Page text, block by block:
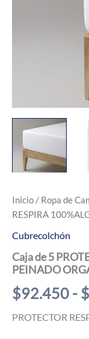
Inicio / Ropa de
RESPIRA
Cubrecolchón
Caja de 5
PEINADO
$92.450 - $
PROTECTOR